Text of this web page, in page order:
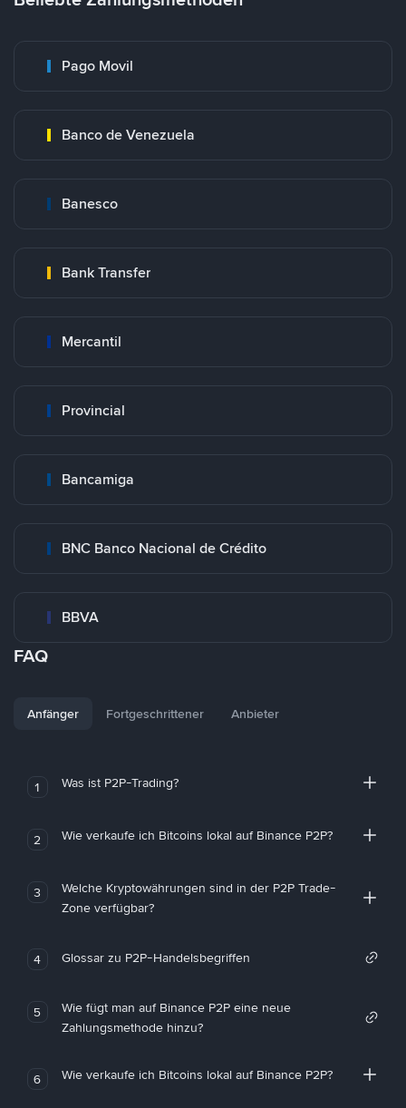
Pago Movil
Banco de Venezuela
Banesco
Bank Transfer
Mercantil
Provincial
Bancamiga
BNC Banco Nacional de Crédito
BBVA
FAQ
Anfänger Fortgeschrittener Anbieter
1 Was ist P2P-Trading?
2 Wie verkaufe ich Bitcoins lokal auf Binance P2P?
3
Welche Kryptowährungen sind in der P2P Trade-
Zone verfügbar?
4 Glossar zu P2P-Handelsbegriffen
5
Wie fügt man auf Binance P2P eine neue
Zahlungsmethode hinzu?
6 Wie verkaufe ich Bitcoins lokal auf Binance P2P?